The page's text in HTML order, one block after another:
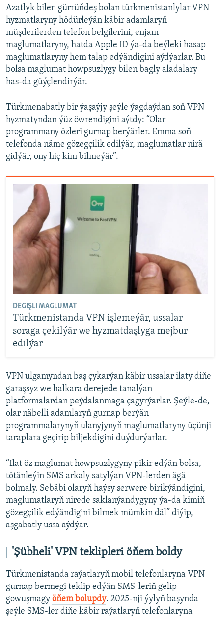
Azatlyk bilen gürrüňdeş bolan türkmenistanlylar VPN
hyzmatlaryny hödürleýän käbir adamlaryň
müşderilerden telefon belgilerini, enjam
maglumatlaryny, hatda Apple ID ýa-da beýleki hasap
maglumatlaryny hem talap edýändigini aýdýarlar. Bu
bolsa maglumat howpsuzlygy bilen bagly aladalary
has-da güýçlendirýär.
Türkmenabatly bir ýaşaýjy şeýle ýagdaýdan soň VPN
hyzmatyndan ýüz öwrendigini aýtdy: “Olar
programmany özleri gurnap berýärler. Emma soň
telefonda näme gözegçilik edilýär, maglumatlar nirä
gidýär, ony hiç kim bilmeýär”.
DEGIŞLI MAGLUMAT
Türkmenistanda VPN işlemeýär, ussalar
soraga çekilýär we hyzmatdaşlyga mejbur
edilýär
VPN ulgamyndan baş çykarýan käbir ussalar ilaty diňe
garaşsyz we halkara derejede tanalýan
platformalardan peýdalanmaga çagyrýarlar. Şeýle-de,
olar näbelli adamlaryň gurnap berýän
programmalarynyň ulanyjynyň maglumatlaryny üçünji
taraplara geçirip biljekdigini duýdurýarlar.
“Ilat öz maglumat howpsuzlygyny pikir edýän bolsa,
tötänleýin SMS arkaly satylýan VPN-lerden ägä
bolmaly. Sebäbi olaryň haýsy serwere birikýändigini,
maglumatlaryň nirede saklanýandygyny ýa-da kimiň
gözegçilik edýändigini bilmek mümkin däl” diýip,
aşgabatly ussa aýdýar.
'Şübheli' VPN teklipleri öňem boldy
Türkmenistanda raýatlaryň mobil telefonlaryna VPN
gurnap bermegi teklip edýän SMS-leriň gelip
gowuşmagy öňem bolupdy. 2025-nji ýylyň başynda
şeýle SMS-ler diňe käbir raýatlaryň telefonlaryna